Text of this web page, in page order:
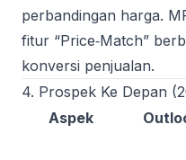
perbandingan harga.
fitur “Price‑Match”
konversi penjualan.
4. Prospek Ke Depan
Aspek